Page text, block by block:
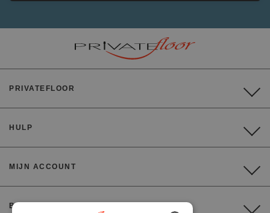
PRIVATEFLOOR
HULP
MIJN ACCOUNT
BETALING